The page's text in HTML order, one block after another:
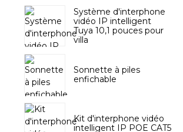
Système d'interphone
vidéo IP intelligent
Tuya 10,1 pouces pour
villa
Sonnette à piles
enfichable
Kit d'interphone vidéo
intelligent IP POE CAT5